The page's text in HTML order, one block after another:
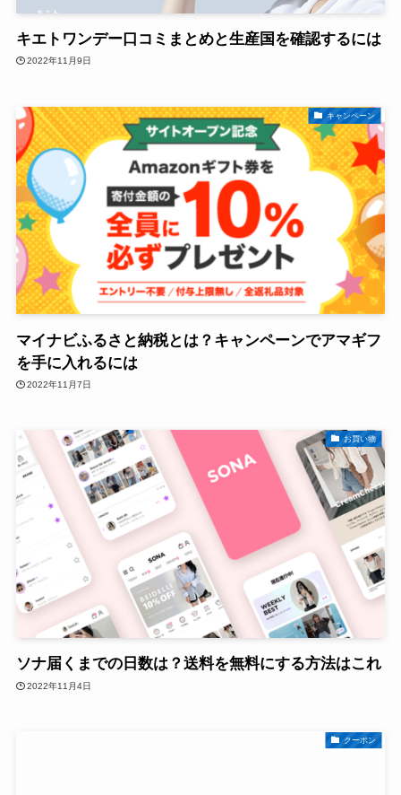
キエトワンデー口コミまとめと生産国を確認するには
2022年11月9日
キャンペーン
マイナビふるさと納税とは？キャンペーンでアマギフ
を手に入れるには
2022年11月7日
お買い物
ソナ届くまでの日数は？送料を無料にする方法はこれ
2022年11月4日
クーポン